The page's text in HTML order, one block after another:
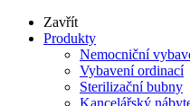
Zavřít
Produkty
Nemocniční
Vybavení ordinací
Sterilizační bubny
Kancelářský